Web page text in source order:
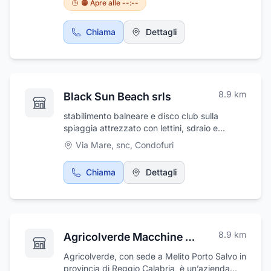
🟠 Apre alle --:--
Chiama Dettagli
Black Sun Beach srls 8.9 km
stabilimento balneare e disco club sulla
spiaggia attrezzato con lettini, sdraio e
ombrelloni di paglia in stile hawaiano con
ristorante e pizzeria vista mare
Via Mare, snc, Condofuri
Chiama Dettagli
Agricolverde Macchine Agricole Ricambi e Accessori 8.9 km
Agricolverde, con sede a Melito Porto Salvo in
provincia di Reggio Calabria, è un’azienda